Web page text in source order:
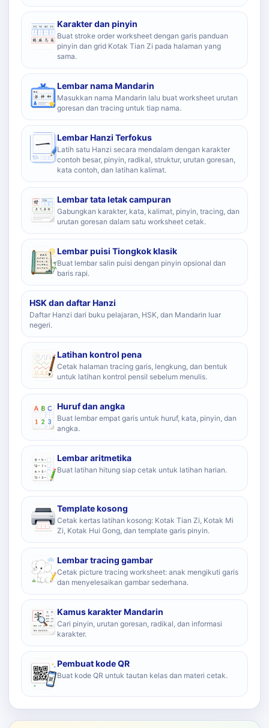
Karakter dan pinyin
Buat stroke order worksheet dengan garis panduan
pinyin dan grid Kotak Tian Zi pada halaman yang
sama.
Lembar nama Mandarin
Masukkan nama Mandarin lalu buat worksheet urutan
goresan dan tracing untuk tiap nama.
Lembar Hanzi Terfokus
Latih satu Hanzi secara mendalam dengan karakter
contoh besar, pinyin, radikal, struktur, urutan goresan,
kata contoh, dan latihan kalimat.
Lembar tata letak campuran
Gabungkan karakter, kata, kalimat, pinyin, tracing, dan
urutan goresan dalam satu worksheet cetak.
Lembar puisi Tiongkok klasik
Buat lembar salin puisi dengan pinyin opsional dan
baris rapi.
HSK dan daftar Hanzi
Daftar Hanzi dari buku pelajaran, HSK, dan Mandarin luar
negeri.
Latihan kontrol pena
Cetak halaman tracing garis, lengkung, dan bentuk
untuk latihan kontrol pensil sebelum menulis.
Huruf dan angka
Buat lembar empat garis untuk huruf, kata, pinyin, dan
angka.
Lembar aritmetika
Buat latihan hitung siap cetak untuk latihan harian.
Template kosong
Cetak kertas latihan kosong: Kotak Tian Zi, Kotak Mi
Zi, Kotak Hui Gong, dan template garis pinyin.
Lembar tracing gambar
Cetak picture tracing worksheet: anak mengikuti garis
dan menyelesaikan gambar sederhana.
Kamus karakter Mandarin
Cari pinyin, urutan goresan, radikal, dan informasi
karakter.
Pembuat kode QR
Buat kode QR untuk tautan kelas dan materi cetak.